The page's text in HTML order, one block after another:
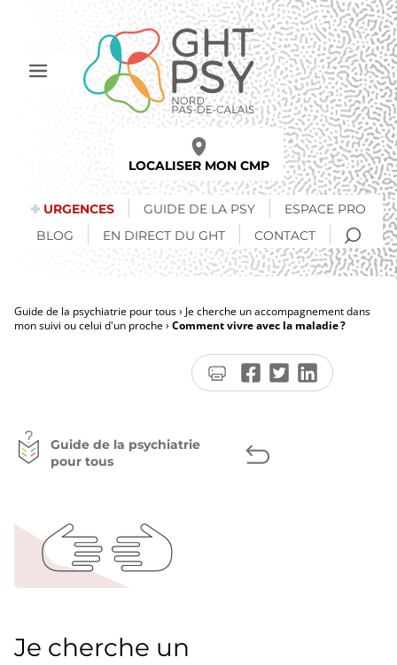
principal
Afficher
LOCALISER MON CMP
URGENCES GUIDE DE LA PSY
ESPACE PRO
BLOG
EN DIRECT DU GHT CONTACT
Fil
Guide de la psychiatrie pour tous
Je cherche un accompagnement dans
mon suivi ou celui d'un proche Comment vivre avec la maladie ?
Guide de la psychiatrie
pour tous
Je cherche un
Imprimer
la
Partager
sur
Partager
sur
Partager
sur